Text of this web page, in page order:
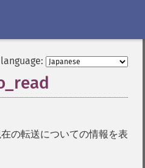
の転送についての情報を表